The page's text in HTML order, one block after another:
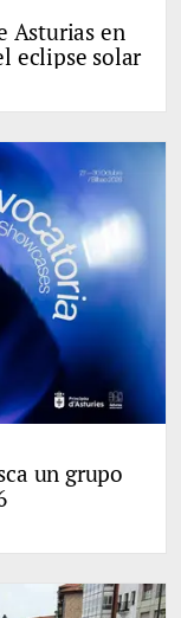
Asturias en
eclipse solar
un grupo